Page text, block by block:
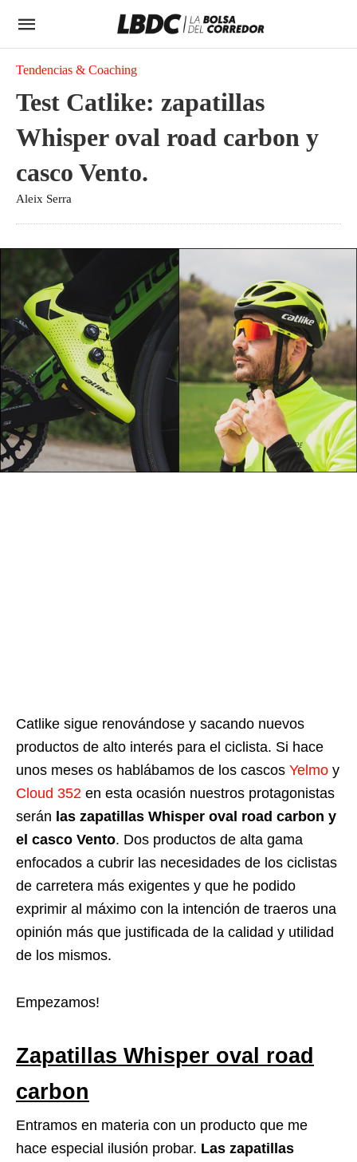
Tendencias & Coaching
Test Catlike: zapatillas
Whisper oval road carbon y
casco Vento.
Aleix Serra
Catlike sigue renovándose y sacando nuevos
productos de alto interés para el ciclista. Si hace
unos meses os hablábamos de los cascos Yelmo y
Cloud 352 en esta ocasión nuestros protagonistas
serán las zapatillas Whisper oval road carbon y
el casco Vento. Dos productos de alta gama
enfocados a cubrir las necesidades de los ciclistas
de carretera más exigentes y que he podido
exprimir al máximo con la intención de traeros una
opinión más que justificada de la calidad y utilidad
de los mismos.
Empezamos!
Zapatillas Whisper oval road
carbon
Entramos en materia con un producto que me
hace especial ilusión probar. Las zapatillas